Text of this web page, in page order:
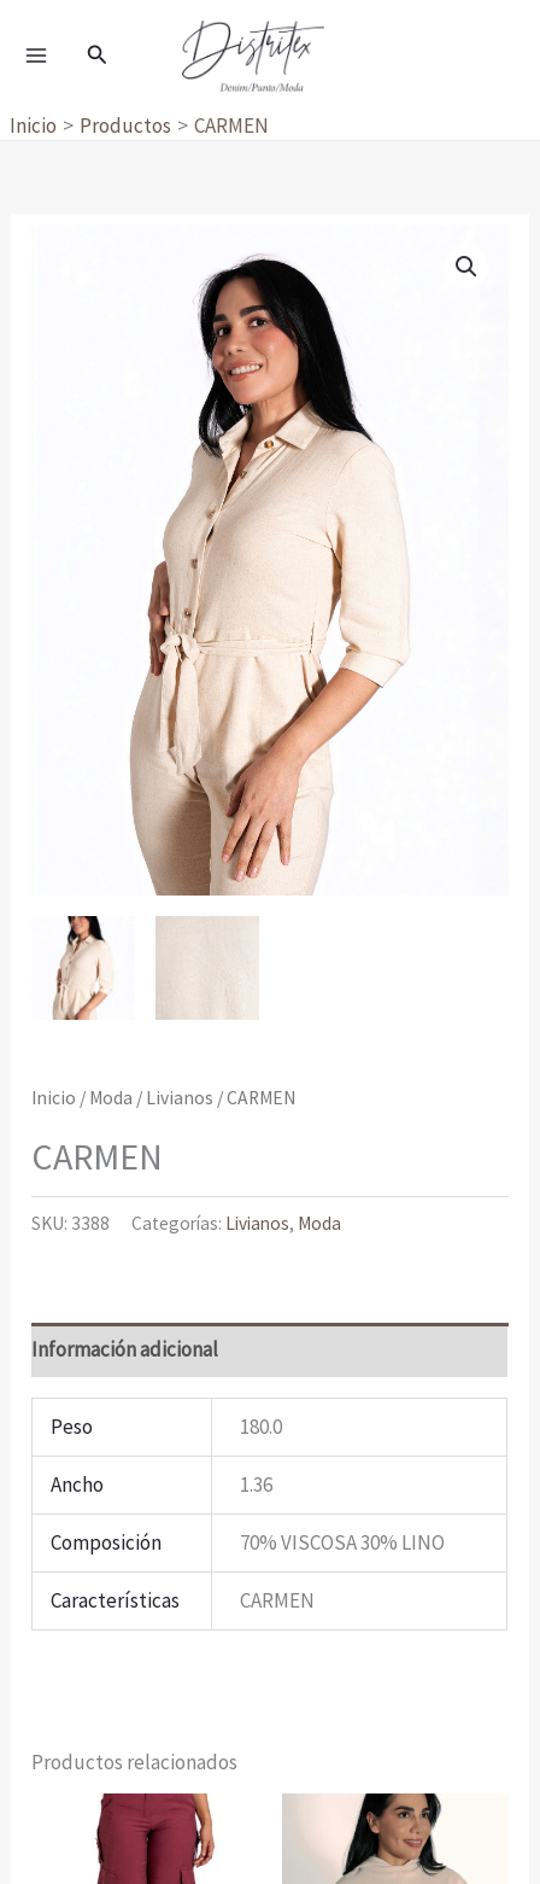
Buscar
Inicio Productos CARMEN
Inicio / Moda / Livianos / CARMEN
CARMEN
SKU: 3388 Categorías: Livianos, Moda
Información adicional
Peso 180.0
Ancho 1.36
Composición 70% VISCOSA 30% LINO
Características CARMEN
Productos relacionados